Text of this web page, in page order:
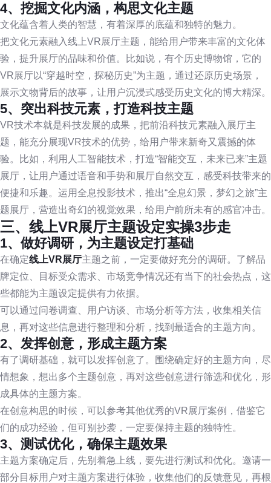
4、挖掘文化内涵，构思文化主题
文化蕴含着人类的智慧，有着深厚的底蕴和独特的魅力。
把文化元素融入线上VR展厅主题，能给用户带来丰富的文化体
验，提升展厅的品味和价值。比如说，有个历史博物馆，它的
VR展厅以“穿越时空，探秘历史”为主题，通过还原历史场景，
展示文物背后的故事，让用户沉浸式感受历史文化的博大精深。
5、突出科技元素，打造科技主题
VR技术本就是科技发展的成果，把前沿科技元素融入展厅主
题，能充分展现VR技术的优势，给用户带来新奇又震撼的体
验。比如，利用人工智能技术，打造“智能交互，未来已来”主题
展厅，让用户通过语音和手势和展厅自然交互，感受科技带来的
便捷和乐趣。运用全息投影技术，推出“全息幻景，梦幻之旅”主
题展厅，营造出奇幻的视觉效果，给用户前所未有的感官冲击。
三、线上VR展厅主题设定实操3步走
1、做好调研，为主题设定打基础
在确定线上VR展厅主题之前，一定要做好充分的调研。了解品
牌定位、目标受众需求、市场竞争情况还有当下的社会热点，这
些都能为主题设定提供有力依据。
可以通过问卷调查、用户访谈、市场分析等方法，收集相关信
息，再对这些信息进行整理和分析，找到最适合的主题方向。
2、发挥创意，形成主题方案
有了调研基础，就可以发挥创意了。围绕确定好的主题方向，尽
情想象，想出多个主题创意，再对这些创意进行筛选和优化，形
成具体的主题方案。
在创意构思的时候，可以参考其他优秀的VR展厅案例，借鉴它
们的成功经验，但可别抄袭，一定要保持主题的独特性。
3、测试优化，确保主题效果
主题方案确定后，先别着急上线，要先进行测试和优化。邀请一
部分目标用户对主题方案进行体验，收集他们的反馈意见，再根